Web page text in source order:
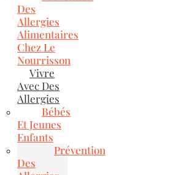
Des
Allergies
Alimentaires
Chez Le
Nourrisson
Vivre
Avec Des
Allergies
Bébés
Et Jeunes
Enfants
Prévention
Des